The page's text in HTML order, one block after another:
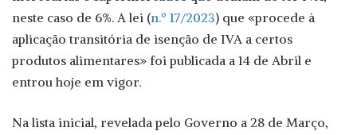
neste caso de 6%. A lei (n.º 17/2023) que «procede à
aplicação transitória de isenção de IVA a certos
produtos alimentares» foi publicada a 14 de Abril e
entrou hoje em vigor.
Na lista inicial, revelada pelo Governo a 28 de Março,